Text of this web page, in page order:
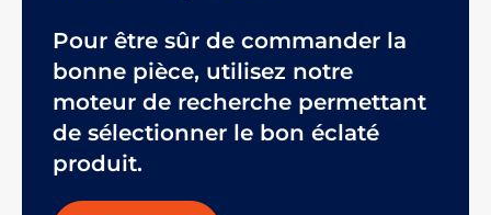
Pour être sûr de commander la
bonne pièce, utilisez notre
moteur de recherche permettant
de sélectionner le bon éclaté
produit.